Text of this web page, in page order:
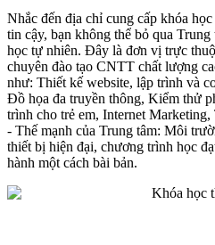
Nhắc đến địa chỉ cung cấp khóa
tin cậy, bạn không thể bỏ qua
học tự nhiên. Đây là đơn vị trực
chuyên đào tạo CNTT chất lượng
như: Thiết kế website, lập trình và
Đồ họa đa truyền thông, Kiểm thử
trình cho trẻ em, Internet
- Thế mạnh của Trung tâm: Môi
thiết bị hiện đại, chương trình học
hành một cách bài bản.